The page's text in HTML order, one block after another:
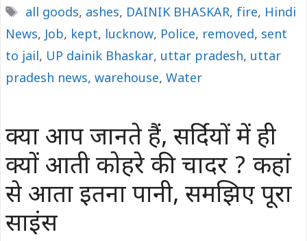
Tags
all goods, ashes, DAINIK BHASKAR, fire, Hindi
News,Job, kept, lucknow, Police, removed, sent
to jail, UP dainik Bhaskar, uttar pradesh, uttar
pradesh news, warehouse, Water
क्या आप जानते हैं, सर्दियों में ही
क्‍यों आती कोहरे की चादर ? कहां
से आता इतना पानी, समझ‍िए पूरा
साइंस